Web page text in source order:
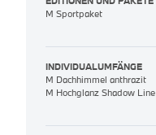
M Sportpaket
INDIVIDUALUMFÄNGE
M Dachhimmel anthrazit
M Hochglanz Shadow Line